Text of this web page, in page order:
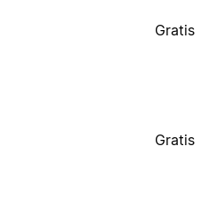
Gratis
Gratis